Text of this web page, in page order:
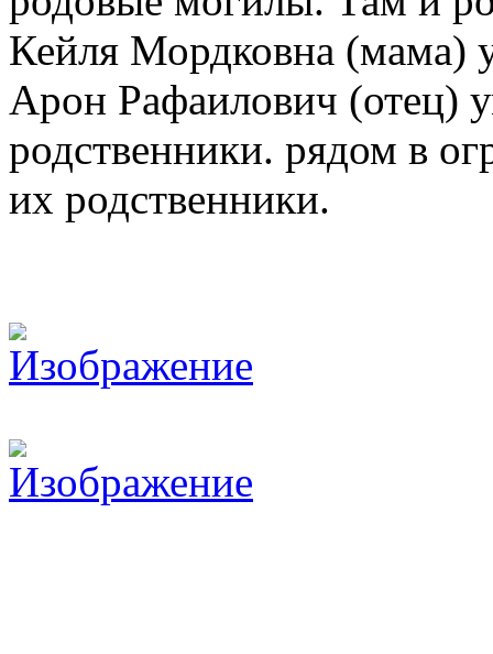
Кейля Мордковна (мама)
Арон Рафаилович (отец)
родственники. рядом в
их родственники.